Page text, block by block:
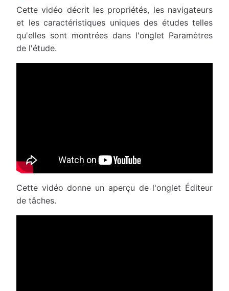
Cette vidéo décrit les propriétés, les navigateurs
et les caractéristiques uniques des études telles
qu'elles sont montrées dans l'onglet Paramètres
de l'étude.
Cette vidéo donne un aperçu de l'onglet Éditeur
de tâches.